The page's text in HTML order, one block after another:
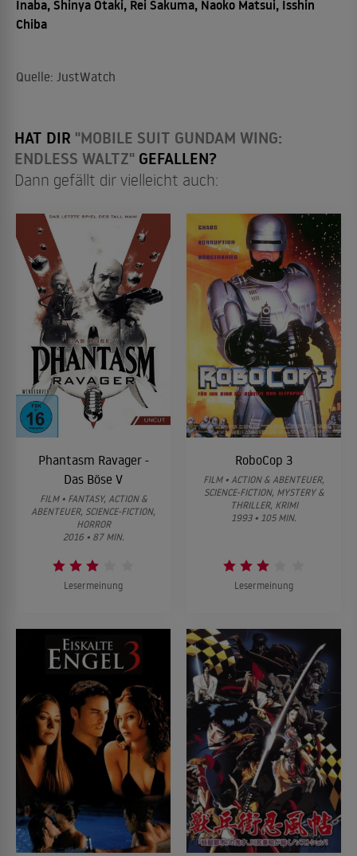
Inaba, Shinya Ôtaki, Rei Sakuma, Naoko Matsui, Isshin
Chiba
Quelle: JustWatch
HAT DIR "MOBILE SUIT GUNDAM WING:
ENDLESS WALTZ" GEFALLEN?
Dann gefällt dir vielleicht auch:
Phantasm Ravager -
Das Böse V
FILM • FANTASY, ACTION &
ABENTEUER, SCIENCE-FICTION,
HORROR
2016 • 87 MIN.
Lesermeinung
RoboCop 3
FILM • ACTION & ABENTEUER,
SCIENCE-FICTION, MYSTERY &
THRILLER, KRIMI
1993 • 105 MIN.
Lesermeinung